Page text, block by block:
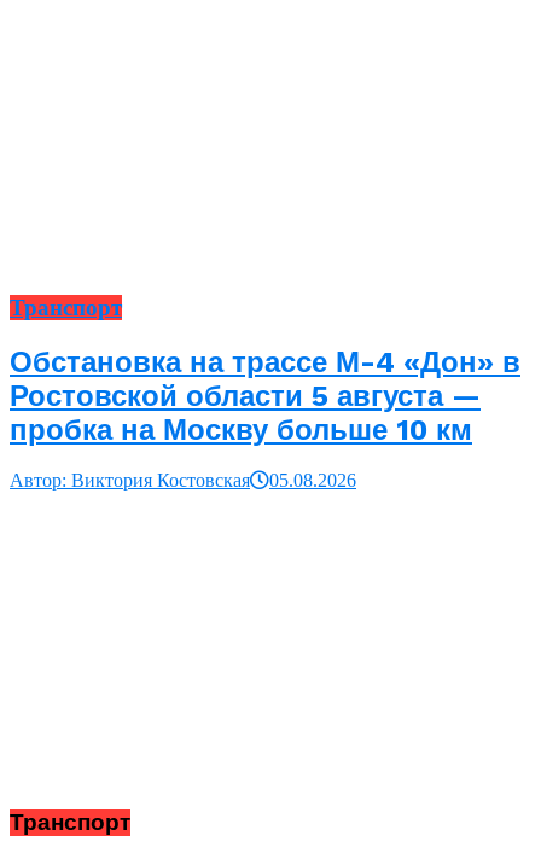
Транспорт
Обстановка на трассе М-4 «Дон» в
Ростовской области 5 августа —
пробка на Москву больше 10 км
Автор: Виктория Костовская 05.08.2026
Транспорт